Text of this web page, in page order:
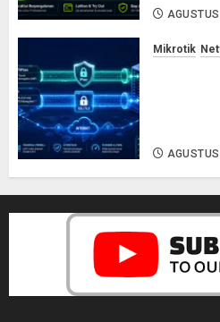
Mikrotik